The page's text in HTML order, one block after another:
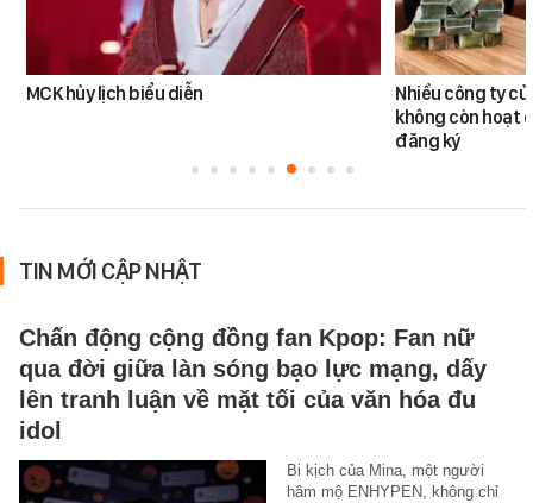
MCK hủy lịch biểu diễn
Nhiều công ty
không còn hoạt
đăng ký
TIN MỚI CẬP NHẬT
Chấn động cộng đồng fan Kpop: Fan nữ
qua đời giữa làn sóng bạo lực mạng, dấy
lên tranh luận về mặt tối của văn hóa đu
idol
Bi kịch của Mina, một người
hâm mộ ENHYPEN, không chỉ